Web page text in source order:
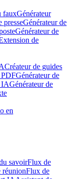
fauxGénérateur
presseGénérateur de
Générateur de
de
Créateur de guides
PDFGénérateur de
IAGénérateur de
en
savoirFlux de
Flux de